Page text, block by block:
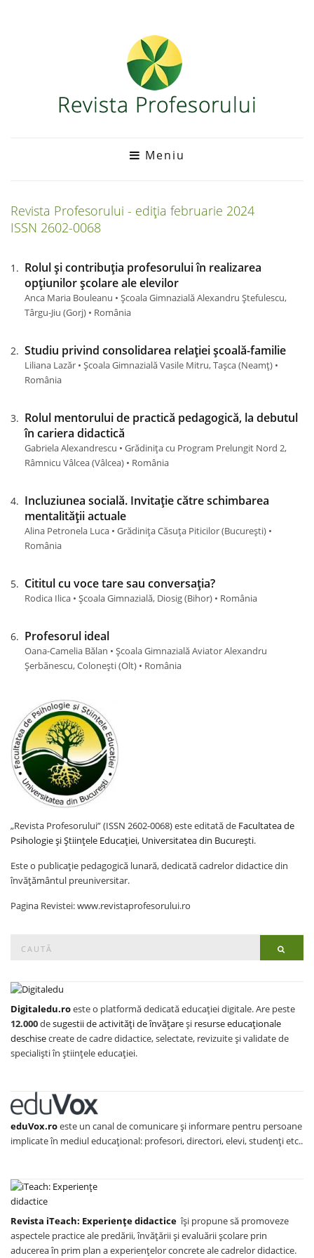
Meniu
Revista Profesorului - ediția februarie 2024
ISSN 2602-0068
Rolul și contribuția profesorului în realizarea
opțiunilor școlare ale elevilor
Anca Maria Bouleanu • Școala Gimnazială Alexandru Ștefulescu,
Târgu-Jiu (Gorj) • România
Studiu privind consolidarea relației școală-familie
Liliana Lazăr • Școala Gimnazială Vasile Mitru, Tașca (Neamţ) •
România
Rolul mentorului de practică pedagogică, la debutul
în cariera didactică
Gabriela Alexandrescu • Grădinița cu Program Prelungit Nord 2,
Râmnicu Vâlcea (Vâlcea) • România
Incluziunea socială. Invitație către schimbarea
mentalității actuale
Alina Petronela Luca • Grădinița Căsuța Piticilor (Bucureşti) •
România
Cititul cu voce tare sau conversația?
Rodica Ilica • Școala Gimnazială, Diosig (Bihor) • România
Profesorul ideal
Oana-Camelia Bălan • Școala Gimnazială Aviator Alexandru
Șerbănescu, Colonești (Olt) • România
„Revista Profesorului” (ISSN 2602-0068) este editată de Facultatea de
Psihologie și Științele Educației, Universitatea din București.
Este o publicație pedagogică lunară, dedicată cadrelor didactice din
învățământul preuniversitar.
Pagina Revistei: www.revistaprofesorului.ro
for:
Digitaledu.roeste o platformă dedicată educației digitale. Are peste
12.000desugestii de activități de învățareși resurse educaționale
deschisecreate de cadre didactice, selectate, revizuite și validate de
specialiști în științele educației.
eduVox.roeste un canal de comunicare și informare pentru persoane
implicate în mediul educațional: profesori, directori, elevi, studenți etc..
Revista iTeach: Experienţe didactice îşi propune să promoveze
aspectele practice ale predării, învăţării şi evaluării şcolare prin
aducerea în prim plan a experienţelor concrete ale cadrelor didactice.